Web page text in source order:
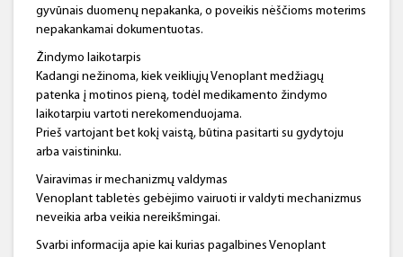
gyvūnais duomenų nepakanka, o poveikis nėščioms moterims
nepakankamai dokumentuotas.
Žindymo laikotarpis
Kadangi nežinoma, kiek veikliųjų Venoplant medžiagų
patenka į motinos pieną, todėl medikamento žindymo
laikotarpiu vartoti nerekomenduojama.
Prieš vartojant bet kokį vaistą, būtina pasitarti su gydytoju
arba vaistininku.
Vairavimas ir mechanizmų valdymas
Venoplant tabletės gebėjimo vairuoti ir valdyti mechanizmus
neveikia arba veikia nereikšmingai.
Svarbi informacija apie kai kurias pagalbines Venoplant